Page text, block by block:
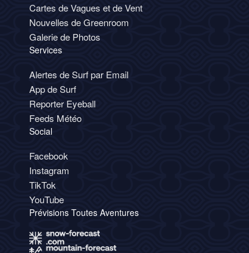
Cartes de Vagues et de Vent
Nouvelles de Greenroom
Galerie de Photos
Services
Alertes de Surf par Email
App de Surf
Reporter Eyeball
Feeds Météo
Social
Facebook
Instagram
TikTok
YouTube
Prévisions Toutes Aventures